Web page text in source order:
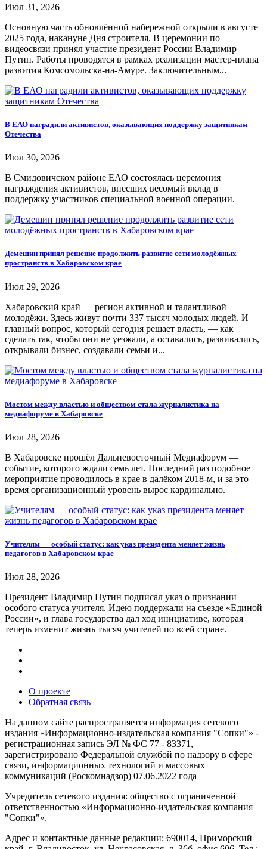
Июл 31, 2026
Основную часть обновлённой набережной открыли в августе
2025 года, накануне Дня строителя. В церемонии по
видеосвязи принял участие президент России Владимир
Путин. Работы проводятся в рамках реализации мастер-плана
развития Комсомольска-на-Амуре. Заключительным...
В ЕАО наградили активистов, оказывающих поддержку защитникам
Отечества
Июл 30, 2026
В Смидовичском районе ЕАО состоялась церемония
награждения активистов, внесших весомый вклад в
поддержку участников специальной военной операции.
Демешин принял решение продолжить развитие сети молодёжных
пространств в Хабаровском крае
Июл 29, 2026
Хабаровский край — регион активной и талантливой
молодёжи. Здесь живут почти 337 тысяч молодых людей. И
главный вопрос, который сегодня решает власть, — как
сделать так, чтобы они не уезжали, а оставались, развивались,
открывали бизнес, создавали семьи и...
Мостом между властью и обществом стала журналистика на
медиафоруме в Хабаровске
Июл 28, 2026
В Хабаровске прошёл Дальневосточный Медиафорум —
событие, которого ждали семь лет. Последний раз подобное
мероприятие проводилось в крае в далёком 2018-м, и за это
время организационный уровень вырос кардинально.
Учителям — особый статус: как указ президента меняет жизнь
педагогов в Хабаровском крае
Июл 28, 2026
Президент Владимир Путин подписал указ о признании
особого статуса учителя. Идею поддержали на съезде «Единой
России», и глава государства дал ход инициативе, которая
теперь изменит жизнь тысяч учителей по всей стране.
О проекте
Обратная связь
На данном сайте распространяется информация сетевого
издания «Информационно-издательская компания "Сопки"» -
регистрационная запись ЭЛ № ФС 77 - 83371,
зарегистрировано Федеральной службой по надзору в сфере
связи, информационных технологий и массовых
коммуникаций (Роскомнадзор) 07.06.2022 года
Учредитель сетевого издания: общество с ограниченной
ответственностью «Информационно-издательская компания
"Сопки"».
Адрес и контактные данные редакции: 690014, Приморский